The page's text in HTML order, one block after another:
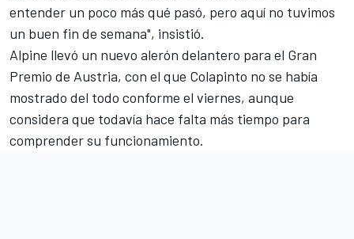
entender un poco más qué pasó, pero aquí no tuvimos
un buen fin de semana", insistió.
Alpine llevó un nuevo alerón delantero para el Gran
Premio de Austria, con el que Colapinto no se había
mostrado del todo conforme el viernes, aunque
considera que todavía hace falta más tiempo para
comprender su funcionamiento.